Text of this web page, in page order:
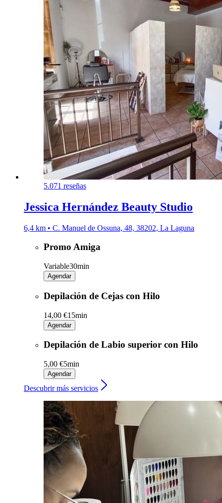
5.071 reseñas
Jessica Hernández Beauty Studio
6,4 km • C. Manuel de Ossuna, 48, 38202, La Laguna
Promo Amiga
Variable30min
Agendar
Depilación de Cejas con Hilo
14,00 €15min
Agendar
Depilación de Labio superior con Hilo
5,00 €5min
Agendar
Descubrir más servicios